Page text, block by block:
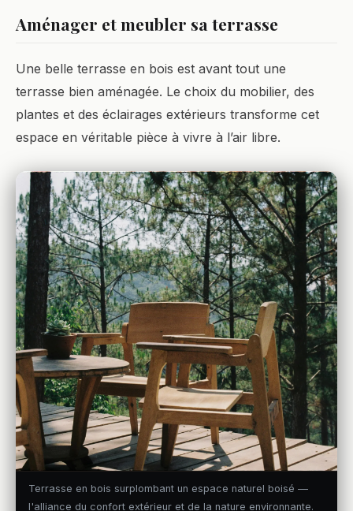
Aménager et meubler sa terrasse
Une belle terrasse en bois est avant tout une
terrasse bien aménagée. Le choix du mobilier, des
plantes et des éclairages extérieurs transforme cet
espace en véritable pièce à vivre à l’air libre.
Terrasse en bois surplombant un espace naturel boisé —
l'alliance du confort extérieur et de la nature environnante.